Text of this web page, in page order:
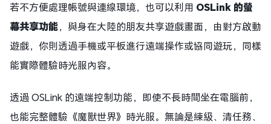
若不方便處理帳號與連線環境，也可以利用 OSLink 的螢
幕共享功能，與身在大陸的朋友共享遊戲畫面，由對方啟動
遊戲，你則透過手機或平板進行遠端操作或協同遊玩，同樣
能實際體驗時光服內容。
透過 OSLink 的遠端控制功能，即使不長時間坐在電腦前，
也能完整體驗《魔獸世界》時光服。無論是練級、清任務、